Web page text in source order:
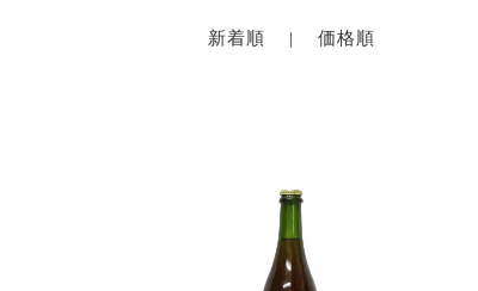
新着順 |価格順